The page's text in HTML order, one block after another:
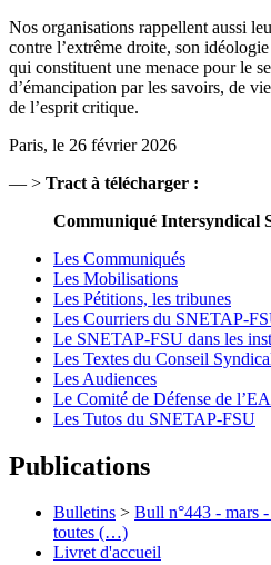
Nos organisations rappellent aussi
contre l’extrême droite, son
qui constituent une menace pour le
d’émancipation par les savoirs, de
de l’esprit critique.
Paris, le 26 février 2026
— > Tract à télécharger :
Communiqué Intersyndical
Les Communiqués
Les Mobilisations
Les Pétitions, les tribunes
Les Courriers du SNETAP-
Le SNETAP-FSU dans les
Les Textes du Conseil
Les Audiences
Le Comité de Défense de
Les Tutos du SNETAP-FSU
Publications
Bulletins > Bull n°443 - mars
toutes (…)
Livret d'accueil